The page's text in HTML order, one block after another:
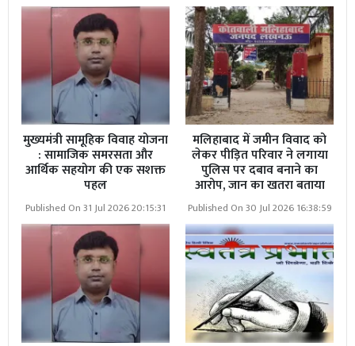
मुख्यमंत्री सामूहिक विवाह योजना
: सामाजिक समरसता और
आर्थिक सहयोग की एक सशक्त
पहल
Published On 31 Jul 2026 20:15:31
मलिहाबाद में जमीन विवाद को
लेकर पीड़ित परिवार ने लगाया
पुलिस पर दबाव बनाने का
आरोप, जान का खतरा बताया
Published On 30 Jul 2026 16:38:59